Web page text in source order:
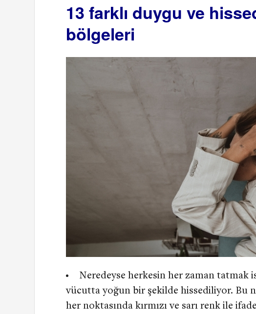
13 farklı duygu ve
bölgeleri
Neredeyse herkesin her zaman tatmak
vücutta yoğun bir şekilde hissediliyor. Bu
her noktasında kırmızı ve sarı renk ile